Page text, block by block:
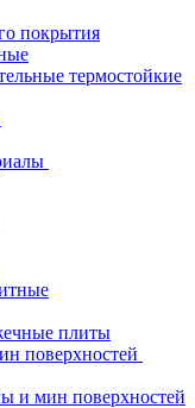
покрытия
термостойкие
плиты
поверхностей
и мин поверхностей